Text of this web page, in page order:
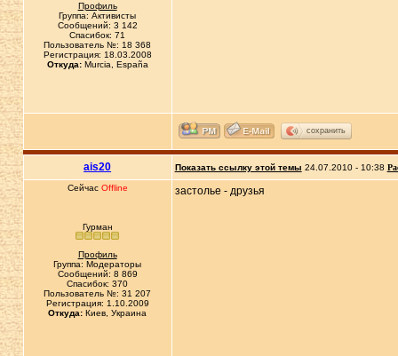
Профиль
Группа: Активисты
Сообщений: 3 142
Спасибок: 71
Пользователь №: 18 368
Регистрация: 18.03.2008
Откуда:Murcia, España
сохранить
ais20 Показать ссылку этой темы 24.07.2010 - 10:38
Сейчас Offline
Гурман
Профиль
Группа: Модераторы
Сообщений: 8 869
Спасибок: 370
Пользователь №: 31 207
Регистрация: 1.10.2009
Откуда: Киев, Украина
застолье - друзья